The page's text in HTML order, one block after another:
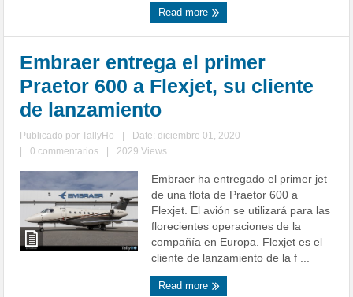
Read more
Embraer entrega el primer
Praetor 600 a Flexjet, su cliente
de lanzamiento
Publicado porTallyHo
Date: diciembre 01, 2020
0 commentarios 2029 Views
Embraer ha entregado el primer jet
de una flota de Praetor 600 a
Flexjet. El avión se utilizará para las
florecientes operaciones de la
compañía en Europa. Flexjet es el
cliente de lanzamiento de la f ...
Read more